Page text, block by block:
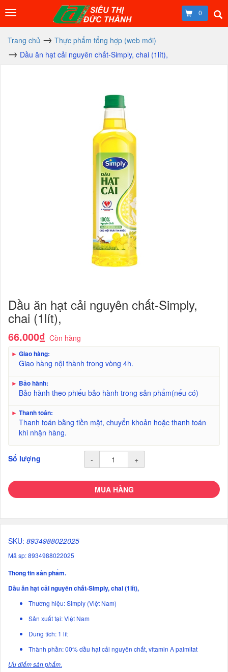
0
Trang chủ
Thực phẩm tổng hợp (web mới)
Dầu ăn hạt cải nguyên chất-Simply, chai (1lít),
Dầu ăn hạt cải nguyên chất-Simply,
chai (1lít),
66.000₫ Còn hàng
► Giao hàng:
Giao hàng nội thành trong vòng 4h.
► Bảo hành:
Bảo hành theo phiếu bảo hành trong sản phẩm(nếu có)
► Thanh toán:
Thanh toán bằng tiền mặt, chuyển khoản hoặc thanh toán
khi nhận hàng.
Số lượng - +
MUA HÀNG
SKU: 8934988022025
Mã sp: 8934988022025
Thông tin sản phẩm.
Dầu ăn hạt cải nguyên chất-Simply, chai (1lít),
Thương hiệu: Simply (Việt Nam)
Sản xuất tại: Việt Nam
Dung tích: 1 lít
Thành phần: 00% dầu hạt cải nguyên chất, vitamin A palmitat
Ưu điểm sản phẩm.